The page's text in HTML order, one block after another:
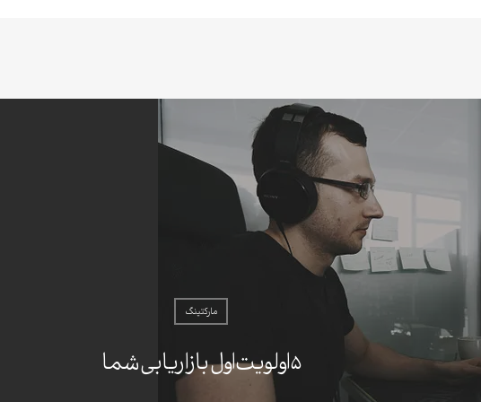
مارکتینگ
۵ اولویت اول بازاریابی شما